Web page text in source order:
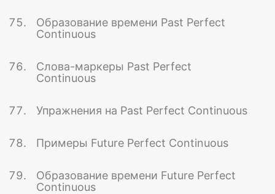
Образование времени Past Perfect
Continuous
Слова-маркеры Past Perfect
Continuous
Упражнения на Past Perfect Continuous
Примеры Future Perfect Continuous
Образование времени Future Perfect
Continuous